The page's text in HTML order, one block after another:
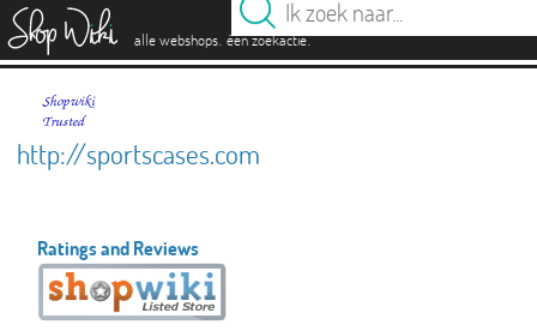
alle webshops. één zoekactie.
http://sportscases.com
Ratings and Reviews